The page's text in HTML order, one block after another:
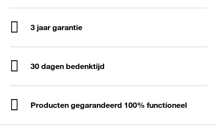
3 jaar garantie
30 dagen bedenktijd
Producten gegarandeerd 100% functioneel